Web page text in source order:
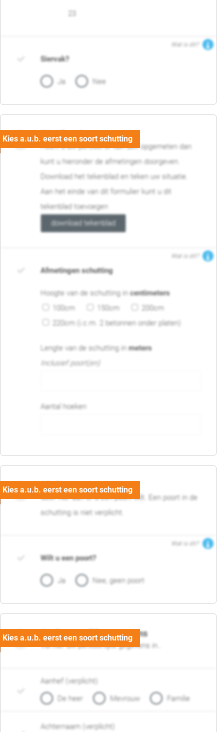
Wat is dit?
Siervak?
Ja Nee
04. Afmetingen
Heeft u uw perceel of tuin zelf opgemeten dan
kunt u hieronder de afmetingen doorgeven.
Download het tekenblad en teken uw situatie.
Aan het einde van dit formulier kunt u dit
tekenblad toevoegen
download tekenblad
Wat is dit?
Afmetingen schutting
Hoogte van de schutting incentimeters
100cm
150cm
200cm
220cm (i.c.m. 2 betonnen onder platen)
Lengte van de schutting inmeters
Inclusief poort(en)
Aantal hoeken
05. Poort
Geef hier aan of u een poort wilt. Een poort in de
schutting is niet verplicht.
Wat is dit?
Wilt u een poort?
Ja Nee, geen poort
06. Persoonlijke gegevens
Vul hier uw persoonlijke gegevens in..
Aanhef (verplicht)
De heer
Mevrouw Familie
Achternaam (verplicht)